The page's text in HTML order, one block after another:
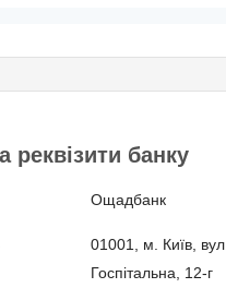
реквізити банку
Ощадбанк
01001, м. Київ, вул.
Госпітальна, 12-г